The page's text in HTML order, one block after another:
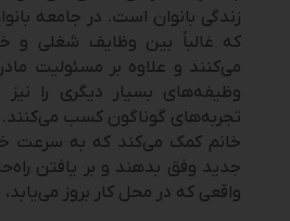
زندگی بانوان است. در جامعه
که غالباً بین وظایف شغلی و
می‌کنند و علاوه بر مسئولیت
وظیفه‌های بسیار دیگری را
تجربه‌های گوناگون کسب می‌کنند.
خانم کمک می‌کند که به سرعت
جدید وفق بدهند و بر یافتن
واقعی که در محل کار بروز